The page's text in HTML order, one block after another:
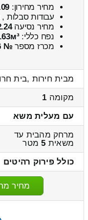
מחיר מחירון:
עבודות סבלות ,
מחיר נסיעה
נפח כללי:
מכרז מספר № MDTP-9536
מבית חירות ,בית
מקומה 1
עם מעלית משא
מרחק מהבית עד
משאית 5מטר
כולל פירוק רהיטים
מחיר